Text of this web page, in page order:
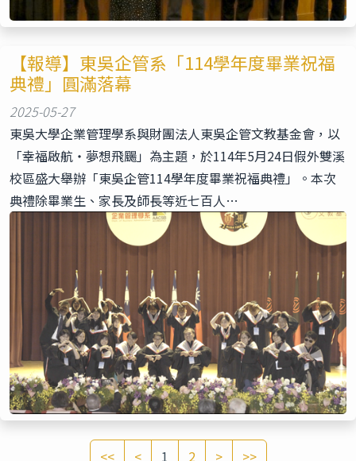
【報導】東吳企管系「114學年度畢業祝福
典禮」圓滿落幕
2025-05-27
東吳大學企業管理學系與財團法人東吳企管文教基金會，以
「幸福啟航・夢想飛颺」為主題，於114年5月24日假外雙溪
校區盛大舉辦「東吳企管114學年度畢業祝福典禮」。本次
典禮除畢業生、家長及師長等近七百人…
<< < 1 2 > >>